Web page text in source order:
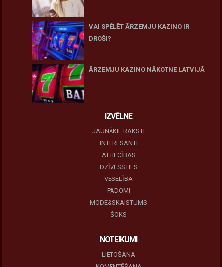
VAI SPĒLĒT ĀRZEMJU KAZINO IR
DROŠI?
ĀRZEMJU KAZINO NĀKOTNE LATVIJĀ
IZVĒLNE
JAUNĀKIE RAKSTI
INTERESANTI
ATTIECĪBAS
DZĪVESSTILS
VESELĪBA
PADOMI
MODE&SKAISTUMS
ŠOKS
NOTEIKUMI
LIETOŠANA